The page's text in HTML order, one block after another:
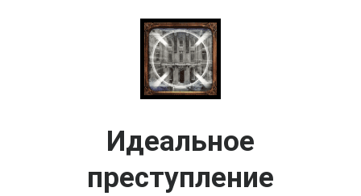
Идеальное
преступление